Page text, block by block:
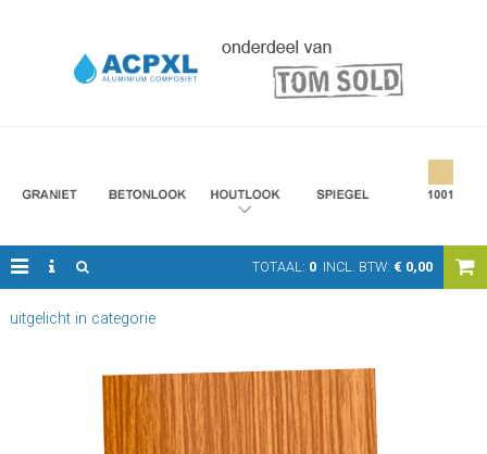
TOTAAL: 0 INCL. BTW: € 0,00
uitgelicht in categorie